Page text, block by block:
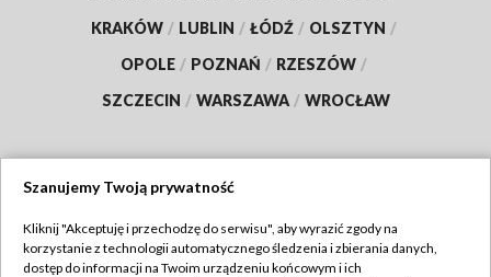
KRAKÓW / LUBLIN / ŁÓDŹ / OLSZTYN /
OPOLE / POZNAŃ / RZESZÓW /
SZCZECIN / WARSZAWA / WROCŁAW
TVP
Szanujemy Twoją prywatność
Kliknij "Akceptuję i przechodzę do serwisu", aby wyrazić zgody na
korzystanie z technologii automatycznego śledzenia i zbierania danych,
dostęp do informacji na Twoim urządzeniu końcowym i ich